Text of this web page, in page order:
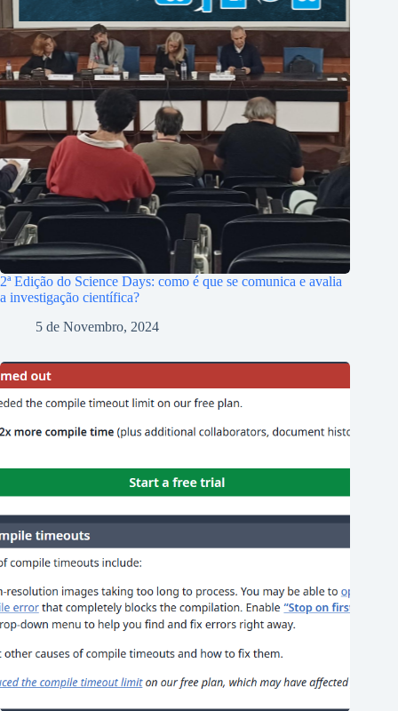
2ª Edição do Science Days: como é que se comunica e avalia
a investigação científica?
5 de Novembro, 2024